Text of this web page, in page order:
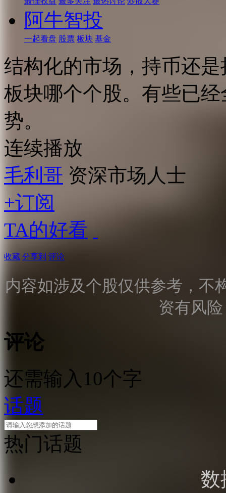
阿牛智投
一起看盘 股票 板块 基金
结构化的市场，持币还
板块哪个个股。有些已
势。
连续播放
毛利哥 资深市场人士
+订阅
TA的好看
收藏 分享到 评论
内容如涉及个股仅供参考，不
资有风
评论
还需输入10个字
话题
热门话题
数